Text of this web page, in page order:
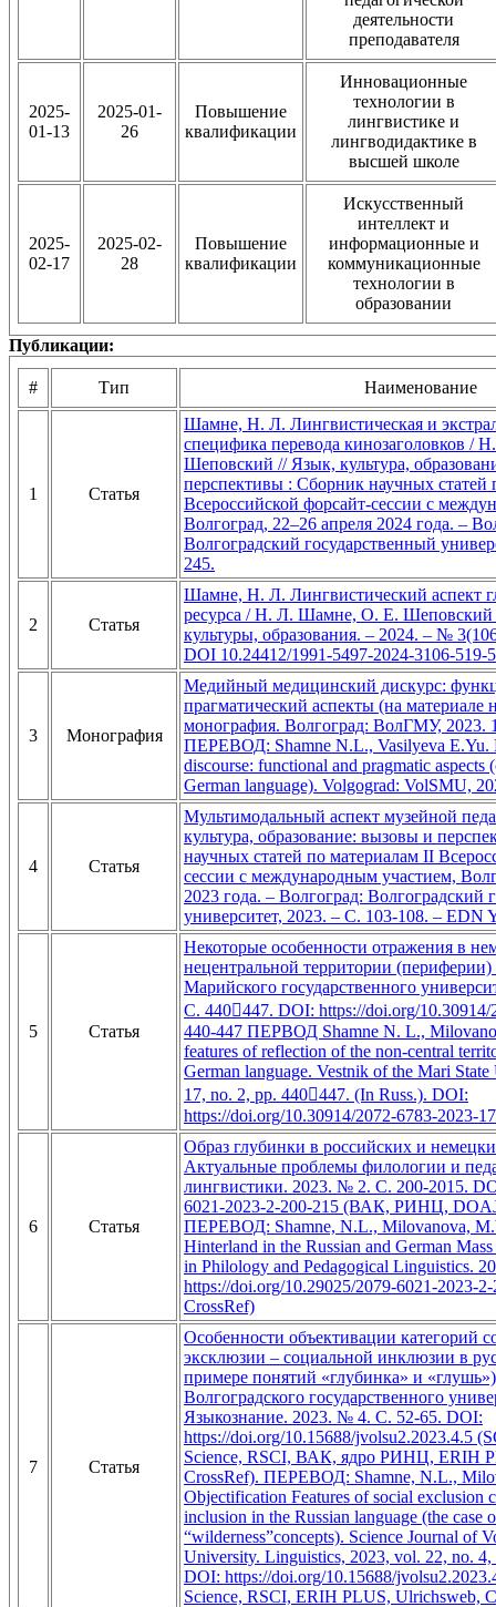
деятельности
преподавателя
2025-
01-13
2025-01-
26
Повышение
квалификации
Инновационные
технологии в
лингвистике и
лингводидактике в
высшей школе
2025-
02-17
2025-02-
28
Повышение
квалификации
Искусственный
интеллект и
информационные и
коммуникационные
технологии в
образовании
Публикации:
# Тип Наименование
1 Статья
Шамне, Н. Л. Лингвистическая и
специфика перевода кинозаголовков
Шеповский // Язык, культура,
перспективы : Сборник научных статей
Всероссийской форсайт-сессии с
Волгоград, 22–26 апреля 2024 года. –
Волгоградский государственный
245.
2 Статья
Шамне, Н. Л. Лингвистический аспект
ресурса / Н. Л. Шамне, О. Е.
культуры, образования. – 2024. – №
DOI 10.24412/1991-5497-2024-3106-519-
3 Монография
Медийный медицинский дискурс:
прагматический аспекты (на материале
монография. Волгоград: ВолГМУ,
ПЕРЕВОД: Shamne N.L., Vasilyeva E.Yu.
discourse: functional and pragmatic aspects
German language). Volgograd: VolSMU,
4 Статья
Мультимодальный аспект музейной
культура, образование: вызовы и
научных статей по материалам II
сессии с международным участием,
2023 года. – Волгоград: Волгоградский
университет, 2023. – С. 103-108. – EDN
5 Статья
Некоторые особенности отражения в
нецентральной территории
Марийского государственного
С. 440447. DOI: https://doi.org/10.30914/
440-447 ПЕРВОД Shamne N. L.,
features of reflection of the non-central
German language. Vestnik of the Mari
17, no. 2, pp. 440447. (In Russ.). DOI:
https://doi.org/10.30914/2072-6783-2023-
6 Статья
Образ глубинки в российских и
Актуальные проблемы филологии и
лингвистики. 2023. № 2. С. 200-2015.
6021-2023-2-200-215 (ВАК, РИНЦ,
ПЕРЕВОД: Shamne, N.L., Milovanova,
Hinterland in the Russian and German
in Philology and Pedagogical Linguistics.
https://doi.org/10.29025/2079-6021-2023-
CrossRef)
7 Статья
Особенности объективации категорий
эксклюзии – социальной инклюзии в
примере понятий «глубинка» и
Волгоградского государственного
Языкознание. 2023. № 4. С. 52-65. DOI:
https://doi.org/10.15688/jvolsu2.2023.4.5
Science, RSCI, ВАК, ядро РИНЦ, ERIH
CrossRef). ПЕРЕВОД: Shamne, N.L.,
Objectification Features of social exclusion
inclusion in the Russian language (the case
“wilderness”concepts). Science Journal of
University. Linguistics, 2023, vol. 22, no. 4,
DOI: https://doi.org/10.15688/
Science, RSCI, ERIH PLUS, Ulrichsweb,